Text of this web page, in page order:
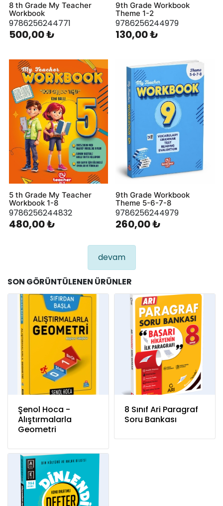
8 th Grade My Teacher
Workbook
9786256244771
500,00 ₺
9th Grade Workbook
Theme 1-2
9786256244979
130,00 ₺
5 th Grade My Teacher
Workbook 1-8
9786256244832
480,00 ₺
9th Grade Workbook
Theme 5-6-7-8
9786256244979
260,00 ₺
devam
SON GÖRÜNTÜLENEN ÜRÜNLER
Şenol Hoca -
Alıştırmalarla
Geometri
8 Sınıf Ari Paragraf
Soru Bankası